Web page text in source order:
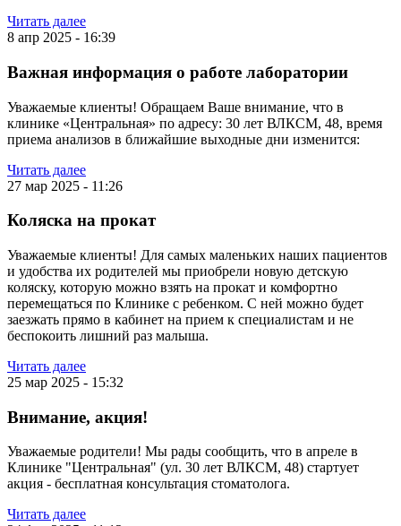
Читать далее
8 апр 2025 - 16:39
Важная информация о работе лаборатории
Уважаемые клиенты! Обращаем Ваше внимание, что в
клинике «Центральная» по адресу: 30 лет ВЛКСМ, 48, время
приема анализов в ближайшие выходные дни изменится:
Читать далее
27 мар 2025 - 11:26
Коляска на прокат
Уважаемые клиенты! Для самых маленьких наших пациентов
и удобства их родителей мы приобрели новую детскую
коляску, которую можно взять на прокат и комфортно
перемещаться по Клинике с ребенком. С ней можно будет
заезжать прямо в кабинет на прием к специалистам и не
беспокоить лишний раз малыша.
Читать далее
25 мар 2025 - 15:32
Внимание, акция!
Уважаемые родители! Мы рады сообщить, что в апреле в
Клинике "Центральная" (ул. 30 лет ВЛКСМ, 48) стартует
акция - бесплатная консультация стоматолога.
Читать далее